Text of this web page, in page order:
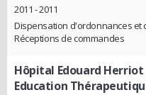
2011 - 2011
Dispensation d'ordonnances et
Réceptions de commandes
Hôpital Edouard Herriot
Education